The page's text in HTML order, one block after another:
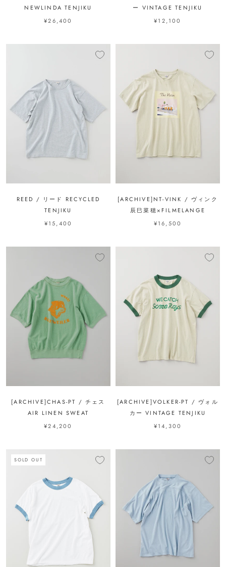
NEWLINDA TENJIKU
¥26,400
ー VINTAGE TENJIKU
¥12,100
REED / リード RECYCLED
TENJIKU
¥15,400
[ARCHIVE]NT-VINK / ヴィンク
辰巳菜穂×FILMELANGE
¥16,500
[ARCHIVE]CHAS-PT / チェス
AIR LINEN SWEAT
¥24,200
[ARCHIVE]VOLKER-PT / ヴォル
カー VINTAGE TENJIKU
¥14,300
SOLD OUT